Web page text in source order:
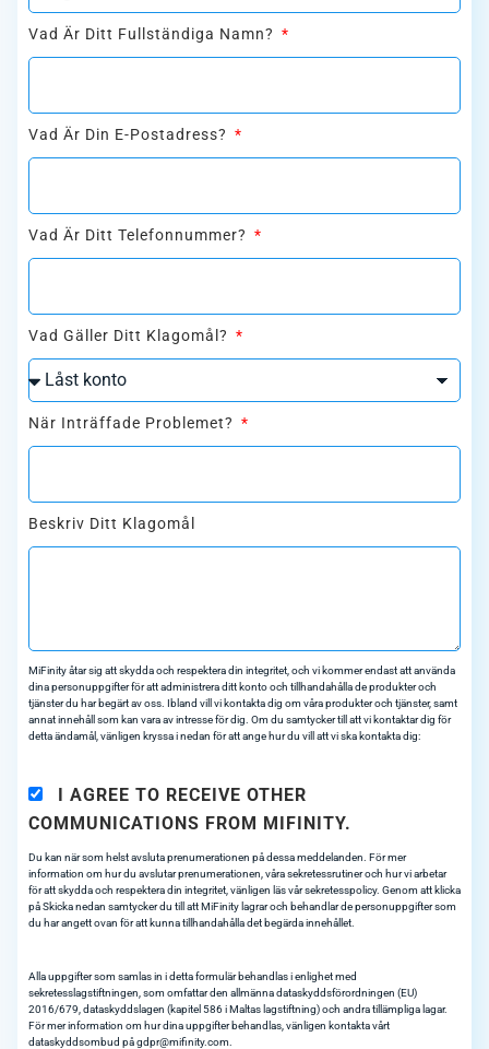
Vad Är Ditt Fullständiga Namn?
Vad Är Din E-Postadress?
Vad Är Ditt Telefonnummer?
Vad Gäller Ditt Klagomål?
När Inträffade Problemet?
Beskriv Ditt Klagomål
MiFinity åtar sig att skydda och respektera din integritet, och vi kommer endast att använda
dina personuppgifter för att administrera ditt konto och tillhandahålla de produkter och
tjänster du har begärt av oss. Ibland vill vi kontakta dig om våra produkter och tjänster, samt
annat innehåll som kan vara av intresse för dig. Om du samtycker till att vi kontaktar dig för
detta ändamål, vänligen kryssa i nedan för att ange hur du vill att vi ska kontakta dig:
I AGREE TO RECEIVE OTHER
COMMUNICATIONS FROM MIFINITY.
Du kan när som helst avsluta prenumerationen på dessa meddelanden. För mer
information om hur du avslutar prenumerationen, våra sekretessrutiner och hur vi arbetar
för att skydda och respektera din integritet, vänligen läs vår sekretesspolicy. Genom att klicka
på Skicka nedan samtycker du till att MiFinity lagrar och behandlar de personuppgifter som
du har angett ovan för att kunna tillhandahålla det begärda innehållet.
Alla uppgifter som samlas in i detta formulär behandlas i enlighet med
sekretesslagstiftningen, som omfattar den allmänna dataskyddsförordningen (EU)
2016/679, dataskyddslagen (kapitel 586 i Maltas lagstiftning) och andra tillämpliga lagar.
För mer information om hur dina uppgifter behandlas, vänligen kontakta vårt
dataskyddsombud pågdpr@mifinity.com